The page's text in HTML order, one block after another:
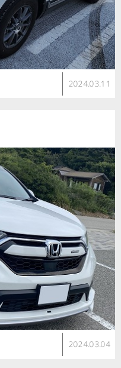
2024.03.11
2024.03.04